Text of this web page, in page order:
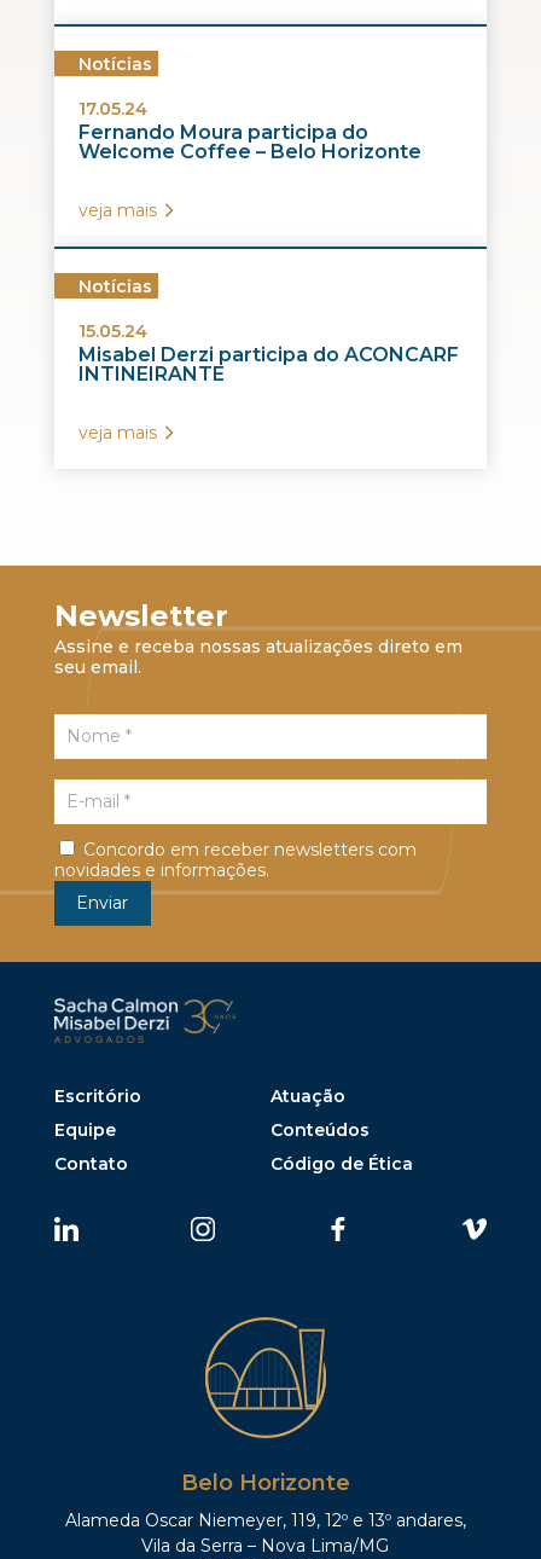
Notícias
17.05.24
Fernando Moura participa do
Welcome Coffee – Belo Horizonte
veja mais
Notícias
15.05.24
Misabel Derzi participa do ACONCARF
INTINEIRANTE
veja mais
Newsletter
Assine e receba nossas atualizações direto em
seu email.
Concordo em receber newsletters com
novidades e informações.
Escritório
Atuação
Equipe
Conteúdos
Contato
Código de Ética
Belo Horizonte
Alameda Oscar Niemeyer, 119, 12º e 13º andares,
Vila da Serra – Nova Lima/MG